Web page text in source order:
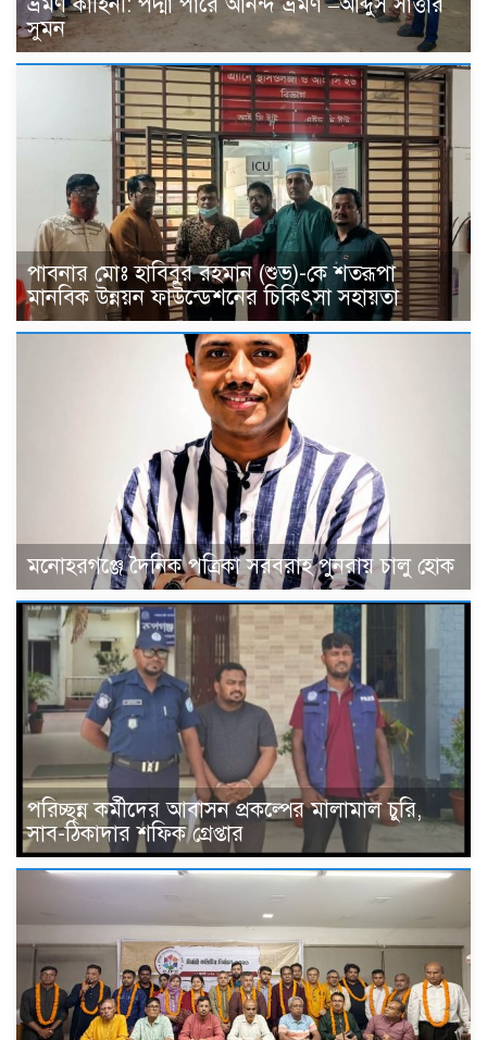
সুমন
পাবনার মোঃ হাবিবুর রহমান (শুভ)-কে শতরূপা
মানবিক উন্নয়ন ফাউন্ডেশনের চিকিৎসা সহায়তা
মনোহরগঞ্জে দৈনিক পত্রিকা সরবরাহ পুনরায় চালু হোক
পরিচ্ছন্ন কর্মীদের আবাসন প্রকল্পের মালামাল চুরি,
সাব-ঠিকাদার শফিক গ্রেপ্তার